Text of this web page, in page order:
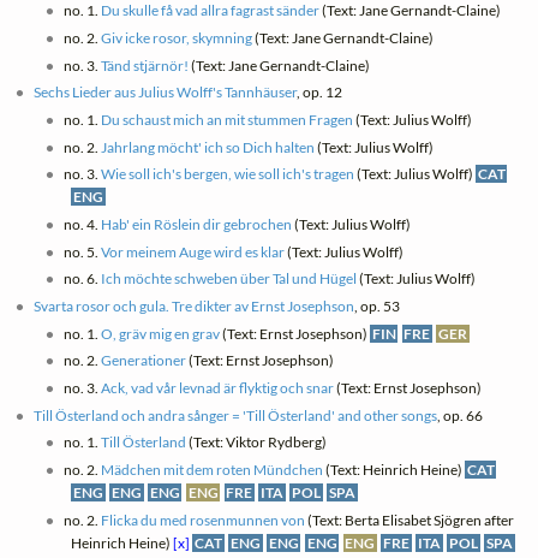
no. 1. Du skulle få vad allra fagrast sänder(Text: Jane Gernandt-Claine)
no. 2. Giv icke rosor, skymning(Text: Jane Gernandt-Claine)
no. 3. Tänd stjärnör! (Text: Jane Gernandt-Claine)
Sechs Lieder aus Julius Wolff's Tannhäuser, op. 12
no. 1. Du schaust mich an mit stummen Fragen (Text: Julius Wolff)
no. 2. Jahrlang möcht' ich so Dich halten (Text: Julius Wolff)
no. 3. Wie soll ich's bergen, wie soll ich's tragen (Text: Julius Wolff) CAT
ENG
no. 4. Hab' ein Röslein dir gebrochen (Text: Julius Wolff)
no. 5. Vor meinem Auge wird es klar(Text: Julius Wolff)
no. 6. Ich möchte schweben über Tal und Hügel (Text: Julius Wolff)
Svarta rosor och gula. Tre dikter av Ernst Josephson, op. 53
no. 1. O, gräv mig en grav(Text: Ernst Josephson) FIN FRE GER
no. 2. Generationer(Text: Ernst Josephson)
no. 3. Ack, vad vår levnad är flyktig och snar(Text: Ernst Josephson)
Till Österland och andra sånger = 'Till Österland' and other songs , op. 66
no. 1. Till Österland (Text: Viktor Rydberg)
no. 2. Mädchen mit dem roten Mündchen (Text: Heinrich Heine) CAT
ENG ENG ENG ENG FRE ITA POL SPA
no. 2. Flicka du med rosenmunnen von (Text: Berta Elisabet Sjögren after
Heinrich Heine)[x] CAT ENG ENG ENG ENG FRE ITA POL SPA